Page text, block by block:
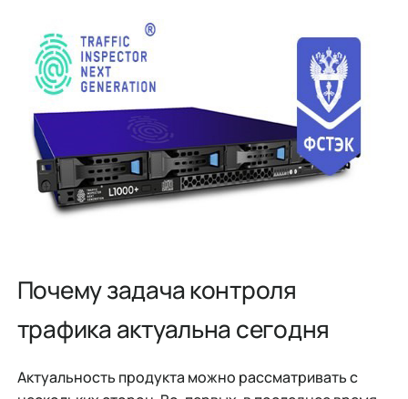
Почему задача контроля
трафика актуальна сегодня
Актуальность продукта можно рассматривать с